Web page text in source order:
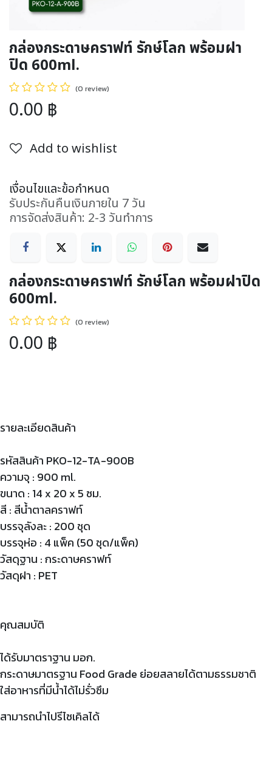
กล่องกระดาษคราฟท์ รักษ์โลก พร้อมฝา
ปิด 600ml.
(0 review)
0.00 ฿
Add to wishlist
เงื่อนไขและข้อกำหนด
รับประกันคืนเงินภายใน 7 วัน
การจัดส่งสินค้า: 2-3 วันทำการ
กล่องกระดาษคราฟท์ รักษ์โลก พร้อมฝาปิด
600ml.
(0 review)
0.00 ฿
รายละเอียดสินค้า
รหัสสินค้า PKO-12-TA-900B
ความจุ : 900 ml.
ขนาด : 14 x 20 x 5 ซม.
สี : สีน้ำตาลคราฟท์
บรรจุลังละ : 200 ชุด
บรรจุห่อ : 4 แพ็ค (50 ชุด/แพ็ค)
วัสดุฐาน : กระดาษคราฟท์
วัสดุฝา : PET
คุณสมบัติ
ได้รับมาตราฐาน มอก.
กระดาษมาตรฐาน Food Grade ย่อยสลายได้ตามธรรมชาติ
ใส่อาหารที่มีน้ำได้ไม่รั่วซึม
สามารถนำไปรีไซเคิลได้